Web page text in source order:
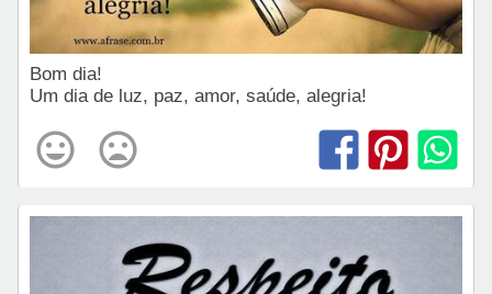
Bom dia!
Um dia de luz, paz, amor, saúde, alegria!